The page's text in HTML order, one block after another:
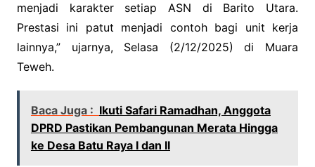
menjadi karakter setiap ASN di Barito Utara.
Prestasi ini patut menjadi contoh bagi unit kerja
lainnya,” ujarnya, Selasa (2/12/2025) di Muara
Teweh.
Baca Juga : Ikuti Safari Ramadhan, Anggota
DPRD Pastikan Pembangunan Merata Hingga
ke Desa Batu Raya I dan II